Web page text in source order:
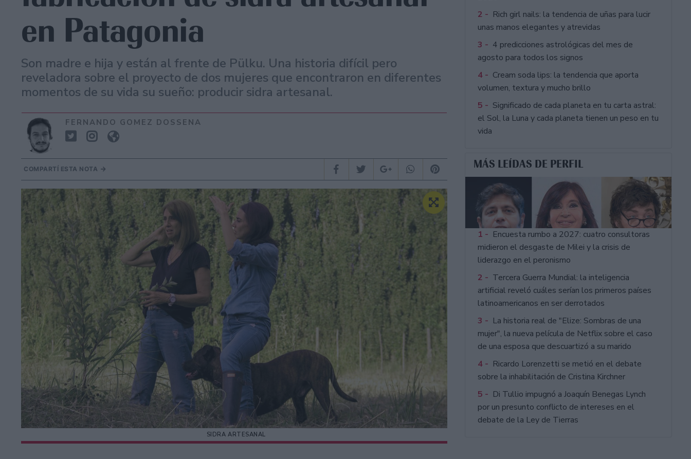
en Patagonia
Son madre e hija y están al frente de Pülku. Una historia difícil pero
reveladora sobre el proyecto de dos mujeres que encontraron en diferentes
momentos de su vida su sueño: producir sidra artesanal.
FERNANDO GOMEZ DOSSENA
COMPARTÍ ESTA NOTA
SIDRA ARTESANAL
2 - Rich girl nails: la tendencia de uñas para lucir
unas manos elegantes y atrevidas
3 - 4 predicciones astrológicas del mes de
agosto para todos los signos
4 - Cream soda lips: la tendencia que aporta
volumen, textura y mucho brillo
5 - Significado de cada planeta en tu carta astral:
el Sol, la Luna y cada planeta tienen un peso en tu
vida
MÁS LEÍDAS DE PERFIL
1 - Encuesta rumbo a 2027: cuatro consultoras
midieron el desgaste de Milei y la crisis de
liderazgo en el peronismo
2 - Tercera Guerra Mundial: la inteligencia
artificial reveló cuáles serían los primeros países
latinoamericanos en ser derrotados
3 - La historia real de "Elize: Sombras de una
mujer", la nueva película de Netflix sobre el caso
de una esposa que descuartizó a su marido
4 - Ricardo Lorenzetti se metió en el debate
sobre la inhabilitación de Cristina Kirchner
5 - Di Tullio impugnó a Joaquín Benegas Lynch
por un presunto conflicto de intereses en el
debate de la Ley de Tierras